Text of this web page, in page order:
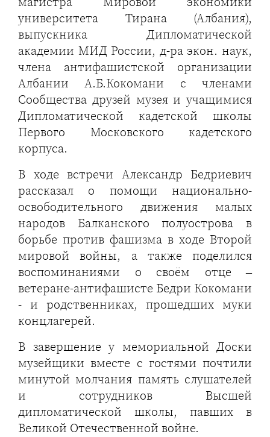
университета Тирана (Албания),
выпускника Дипломатической
академии МИД России, д-ра экон. наук,
члена антифашистской организации
Албании А.Б.Кокомани с членами
Сообщества друзей музея и учащимися
Дипломатической кадетской школы
Первого Московского кадетского
корпуса.
В ходе встречи Александр Бедриевич
рассказал о помощи национально-
освободительного движения малых
народов Балканского полуострова в
борьбе против фашизма в ходе Второй
мировой войны, а также поделился
воспоминаниями о своём отце –
ветеране-антифашисте Бедри Кокомани
- и родственниках, прошедших муки
концлагерей.
В завершение у мемориальной Доски
музейщики вместе с гостями почтили
минутой молчания память слушателей
и сотрудников Высшей
дипломатической школы, павших в
Великой Отечественной войне.